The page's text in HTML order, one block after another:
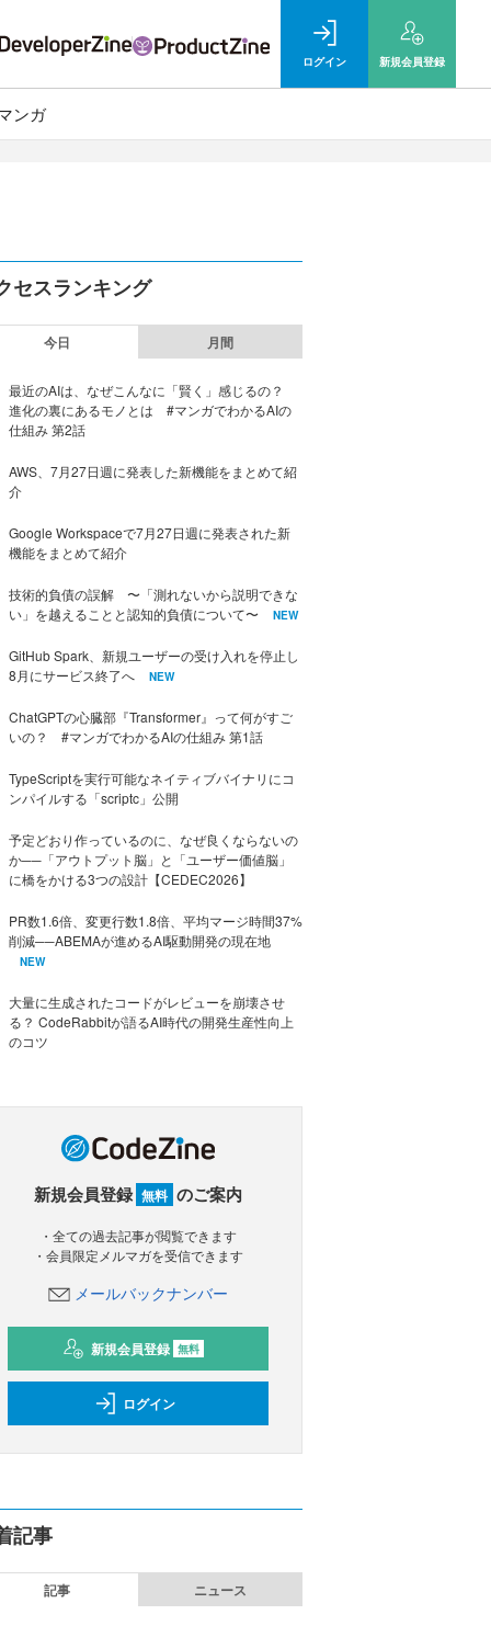
ログイン 新規会員登録
ンガ
セスランキング
今日 月間
最近のAIは、なぜこんなに「賢く」感じるの？
進化の裏にあるモノとは #マンガでわかるAIの
仕組み 第2話
AWS、7月27日週に発表した新機能をまとめて紹
介
Google Workspaceで7月27日週に発表された新
機能をまとめて紹介
技術的負債の誤解 〜「測れないから説明できな
い」を越えることと認知的負債について〜
NEW
GitHub Spark、新規ユーザーの受け入れを停止し
8月にサービス終了へ
NEW
ChatGPTの心臓部『Transformer』って何がすご
いの？ #マンガでわかるAIの仕組み 第1話
TypeScriptを実行可能なネイティブバイナリにコ
ンパイルする「scriptc」公開
予定どおり作っているのに、なぜ良くならないの
か──「アウトプット脳」と「ユーザー価値脳」
に橋をかける3つの設計【CEDEC2026】
PR数1.6倍、変更行数1.8倍、平均マージ時間37%
削減──ABEMAが進めるAI駆動開発の現在地
NEW
大量に生成されたコードがレビューを崩壊させ
る？ CodeRabbitが語るAI時代の開発生産性向上
のコツ
新規会員登録 無料 のご案内
・全ての過去記事が閲覧できます
・会員限定メルマガを受信できます
メールバックナンバー
新規会員登録 無料
ログイン
記事
記事 ニュース